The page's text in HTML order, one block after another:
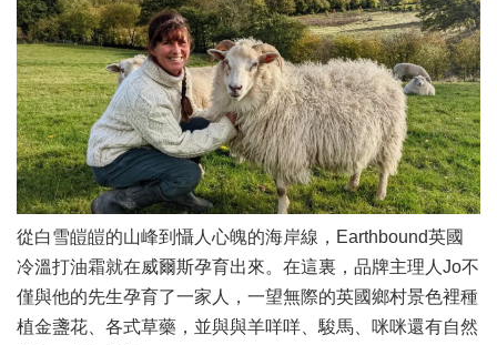
從白雪皚皚的山峰到懾人心魄的海岸線，Earthbound英國
冷溫打油霜就在威爾斯孕育出來。在這裏，品牌主理人Jo不
僅與他的先生孕育了一家人，一望無際的英國鄉村景色裡種
植金盞花、各式草藥，並與與羊咩咩、駿馬、咪咪還有自然